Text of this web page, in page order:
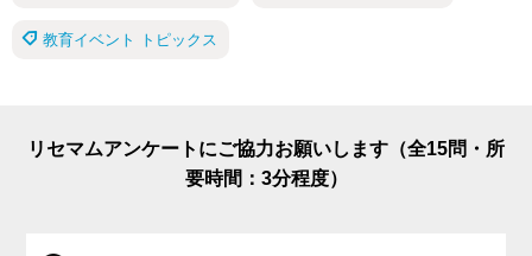
教育イベント トピックス
リセマムアンケートにご協力お願いします（全15問・所
要時間：3分程度）